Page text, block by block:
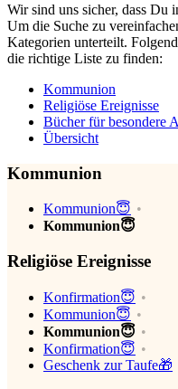
Wir sind uns sicher, dass Du
Um die Suche zu
Kategorien unterteilt.
die richtige Liste zu finden:
Kommunion
Religiöse Ereignisse
Bücher für besondere
Übersicht
Kommunion
Kommunion😇
Kommunion😇
Religiöse Ereignisse
Konfirmation😇
Kommunion😇
Kommunion😇
Konfirmation😇
Geschenk zur Taufe🎁